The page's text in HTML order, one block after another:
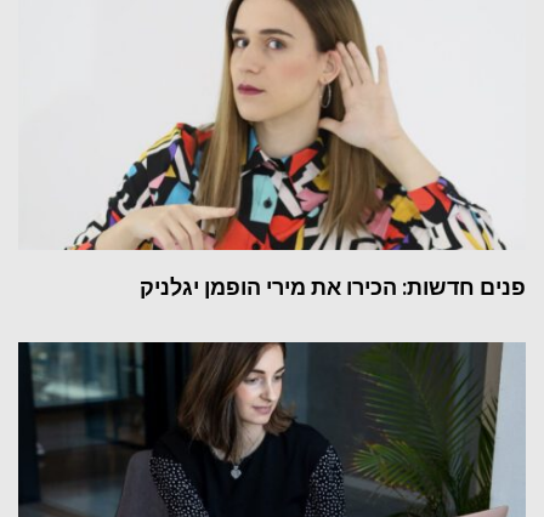
פנים חדשות: הכירו את מירי הופמן יגלניק